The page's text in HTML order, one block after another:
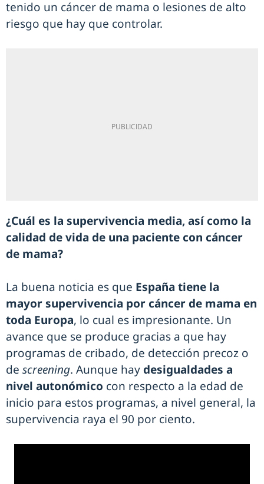
tenido un cáncer de mama o lesiones de alto
riesgo que hay que controlar.
¿Cuál es la supervivencia media, así como la
calidad de vida de una paciente con cáncer
de mama?
La buena noticia es que España tiene la
mayor supervivencia por cáncer de mama en
toda Europa, lo cual es impresionante. Un
avance que se produce gracias a que hay
programas de cribado, de detección precoz o
de screening. Aunque hay desigualdades a
nivel autonómico con respecto a la edad de
inicio para estos programas, a nivel general, la
supervivencia raya el 90 por ciento.